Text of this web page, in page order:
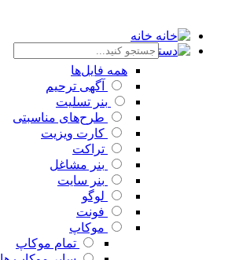
خانه
دسته بندی
همه فایل‌ها
آگهی ترحیم
بنر تسلیت
طرح‌های مناسبتی
کارت ویزیت
تراکت
بنر مشاغل
بنر سایت
لوگو
فونت
موکاپ
تمام موکاپ